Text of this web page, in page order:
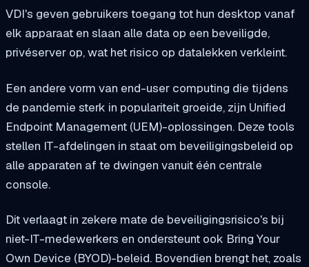
VDI's geven gebruikers toegang tot hun desktop vanaf
elk apparaat en slaan alle data op een beveiligde,
privéserver op, wat het risico op datalekken verkleint.
Een andere vorm van end-user computing die tijdens
de pandemie sterk in populariteit groeide, zijn Unified
Endpoint Management (UEM)-oplossingen. Deze tools
stellen IT-afdelingen in staat om beveiligingsbeleid op
alle apparaten af te dwingen vanuit één centrale
console.
Dit verlaagt in zekere mate de beveiligingsrisico's bij
niet-IT-medewerkers en ondersteunt ook Bring Your
Own Device (BYOD)-beleid. Bovendien brengt het, zoals